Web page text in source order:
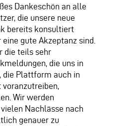
Dankeschön an alle
die unsere neue
bereits konsultiert
gute Akzeptanz sind.
die teils sehr
die uns in
die Plattform auch in
Wir werden
Nachlässe nach
genauer zu